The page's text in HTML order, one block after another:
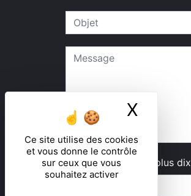
Ce site utilise des cookies
et vous donne le contrôle
sur ceux que vous
souhaitez activer
X
Combien font cinq plus dix